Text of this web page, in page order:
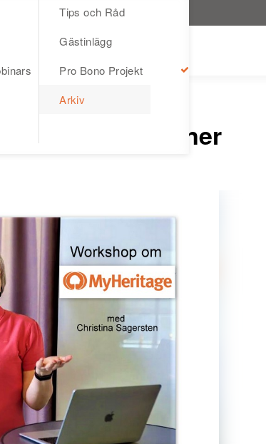
Tips och Råd
Gästinlägg
Pro Bono Projekt
Arkiv
funktioner